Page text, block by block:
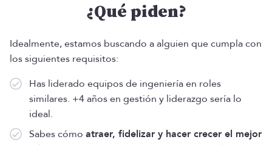
¿Qué piden?
Idealmente, estamos buscando a alguien que cumpla con
los siguientes requisitos:
Has liderado equipos de ingeniería en roles
similares. +4 años en gestión y liderazgo sería lo
ideal.
Sabes cómo atraer, fidelizar y hacer crecer el mejor